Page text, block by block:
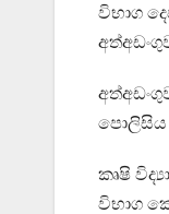
විභාග
පොලිසිය
කෘෂි
විභාග